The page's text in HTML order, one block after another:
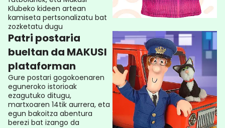
Klubeko kideen artean
kamiseta pertsonalizatu bat
zozketatu dugu
Patri postaria
bueltan da MAKUSI
plataforman
Gure postari gogokoenaren
eguneroko istorioak
ezagutuko ditugu,
martxoaren 14tik aurrera, eta
egun bakoitza abentura
berezi bat izango da